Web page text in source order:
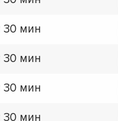
30 мин
30 мин
30 мин
30 мин